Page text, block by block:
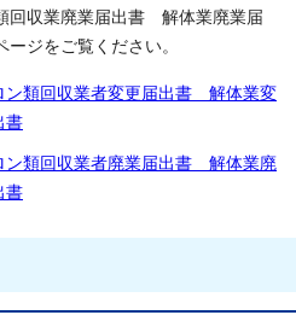
回収業廃業届出書 解体業廃業届
ジをご覧ください。
類回収業者変更届出書 解体業変
書
類回収業者廃業届出書 解体業廃
書